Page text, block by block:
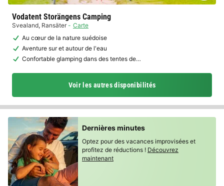
Vodatent Storängens Camping
Svealand, Ransäter
Carte
Au cœur de la nature suédoise
Aventure sur et autour de l'eau
Confortable glamping dans des tentes de…
Voir les autres disponibilités
Dernières minutes
Optez pour des vacances improvisées et
profitez de réductions ! Découvrez
maintenant